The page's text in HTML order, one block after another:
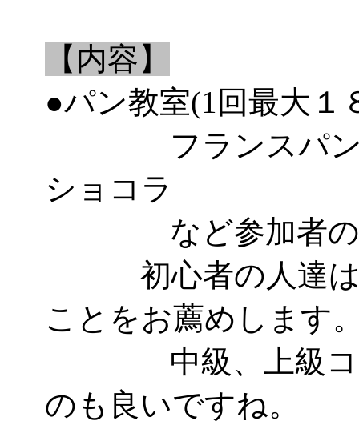
【内容】
●パン教室(1回最大１
フランスパン、
ショコラ
など参加者のレ
初心者の人達は
ことをお薦めします
中級、上級コー
のも良いですね。